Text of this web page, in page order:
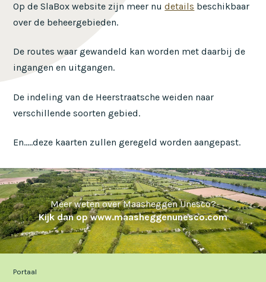
Op de SlaBox website zijn meer nudetails beschikbaar
over de beheergebieden.
De routes waar gewandeld kan worden met daarbij de
ingangen en uitgangen.
De indeling van de Heerstraatsche weiden naar
verschillende soorten gebied.
En.....deze kaarten zullen geregeld worden aangepast.
Meer weten over Maasheggen Unesco?
Kijk dan op www.maasheggenunesco.com
Portaal